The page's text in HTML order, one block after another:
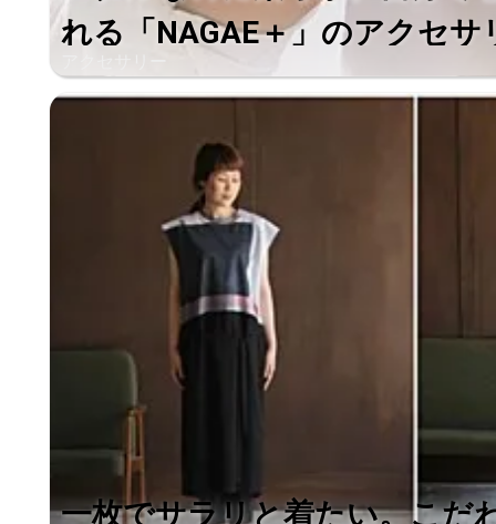
れる「NAGAE＋」のアクセサ
一枚でサラリと着たい。こだ